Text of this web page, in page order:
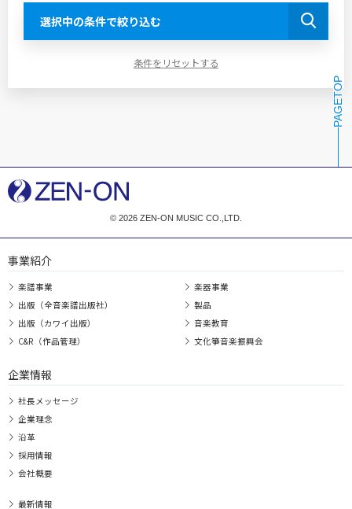
選択中の条件で絞り込む
条件をリセットする
PAGETOP
© 2026 ZEN-ON MUSIC CO.,LTD.
事業紹介
楽譜事業
出版（全音楽譜出版社）
出版（カワイ出版）
C&R（作品管理）
楽器事業
製品
音楽教育
文化箏音楽振興会
企業情報
社長メッセージ
企業理念
沿革
採用情報
会社概要
最新情報